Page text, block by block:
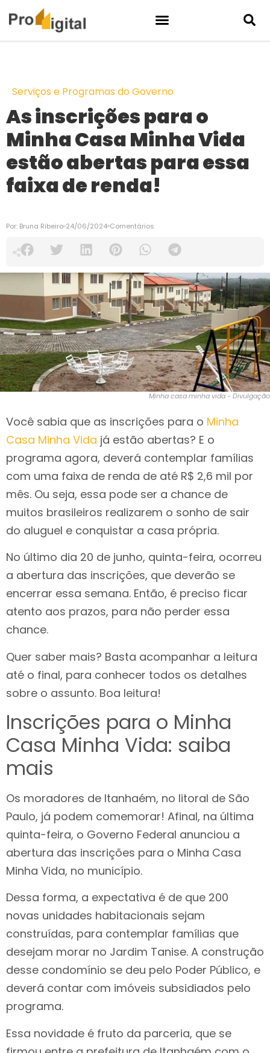
Serviços e Programas do Governo
As inscrições para o
Minha Casa Minha Vida
estão abertas para essa
faixa de renda!
Por: Bruna Ribeiro 24/06/2024 Comentários
Minha casa minha vida - Divulgação
Você sabia que as inscrições para o Minha
Casa Minha Vida já estão abertas? E o
programa agora, deverá contemplar famílias
com uma faixa de renda de até R$ 2,6 mil por
mês. Ou seja, essa pode ser a chance de
muitos brasileiros realizarem o sonho de sair
do aluguel e conquistar a casa própria.
No último dia 20 de junho, quinta-feira, ocorreu
a abertura das inscrições, que deverão se
encerrar essa semana. Então, é preciso ficar
atento aos prazos, para não perder essa
chance.
Quer saber mais? Basta acompanhar a leitura
até o final, para conhecer todos os detalhes
sobre o assunto. Boa leitura!
Inscrições para o Minha
Casa Minha Vida: saiba
mais
Os moradores de Itanhaém, no litoral de São
Paulo, já podem comemorar! Afinal, na última
quinta-feira, o Governo Federal anunciou a
abertura das inscrições para o Minha Casa
Minha Vida, no município.
Dessa forma, a expectativa é de que 200
novas unidades habitacionais sejam
construídas, para contemplar famílias que
desejam morar no Jardim Tanise. A construção
desse condomínio se deu pelo Poder Público, e
deverá contar com imóveis subsidiados pelo
programa.
Essa novidade é fruto da parceria, que se